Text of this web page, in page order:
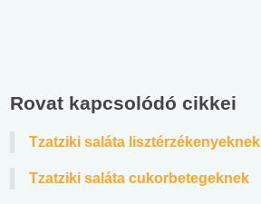
Rovat kapcsolódó cikkei
Tzatziki saláta lisztérzékenyeknek
Tzatziki saláta cukorbetegeknek